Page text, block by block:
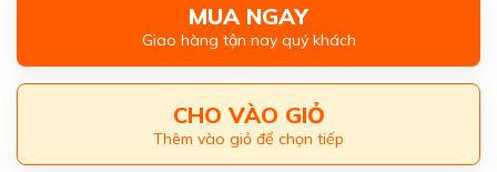
MUA NGAY
Giao hàng tận nay quý khách
CHO VÀO GIỎ
Thêm vào giỏ để chọn tiếp